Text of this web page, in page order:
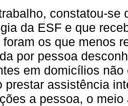
constatou-se
da ESF e que
foram os que menos
por pessoa
em domicílios
prestar assistência
a pessoa, o